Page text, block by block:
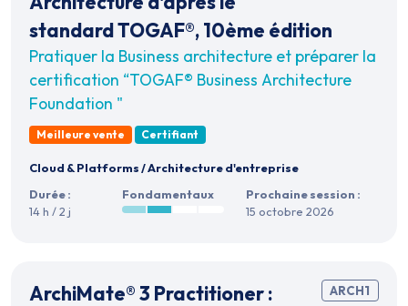
standard TOGAF®, 10ème édition
Pratiquer la Business architecture et préparer la
certification “TOGAF® Business Architecture
Foundation "
Meilleure vente Certifiant
Cloud & Platforms/Architecture d'entreprise
Durée :
14 h / 2 j
Fondamentaux
Prochaine session :
15 octobre 2026
ARCH1
ArchiMate® 3 Practitioner :